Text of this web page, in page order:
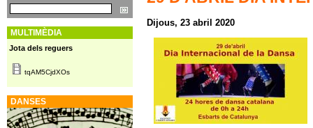
Dijous, 23 abril 2020
Cerca
MULTIMÈDIA
Jota dels reguers
tqAM5CjdXOs
DANSES